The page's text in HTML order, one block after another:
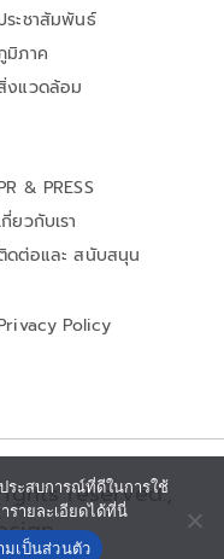
ระชาสัมพันธ์
มิภาค
งแวดล้อม
& PRESS
กี่ยวกับเรา
ดต่อและ สนับสนุน
Policy
reserved.,
ระสบการณ์ที่ดีในการใช้
ายละเอียดได้ที่นี่
เป็นส่วนตัว